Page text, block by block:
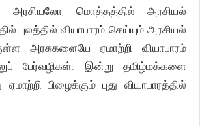
அரசியலோ, மொத்தத்தில் அரசியல்
புலத்தில் வியாபாரம் செய்யும் அரசியல்
அரசுகளையே ஏமாற்றி வியாபாரம்
பேர்வழிகள். இன்று தமிழ்மக்களை
பிழைக்கும் புது வியாபாரத்தில்